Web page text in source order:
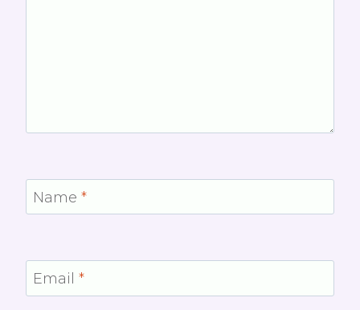
Name *
Email *